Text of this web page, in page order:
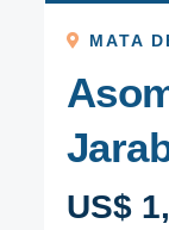
MATA
US$